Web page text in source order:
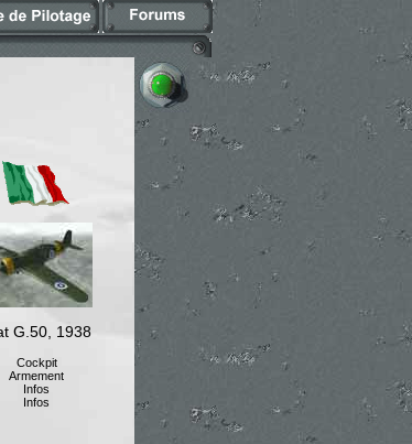
G.50, 1938
Cockpit
Armement
Infos
Infos